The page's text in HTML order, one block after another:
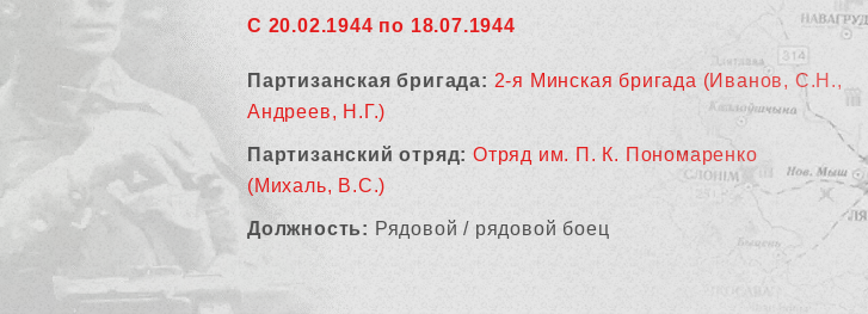
С 20.02.1944 по 18.07.1944
Партизанская бригада: 2-я Минская бригада (Иванов, С.Н.,
Андреев, Н.Г.)
Партизанский отряд: Отряд им. П. К. Пономаренко
(Михаль, В.С.)
Должность: Рядовой / рядовой боец